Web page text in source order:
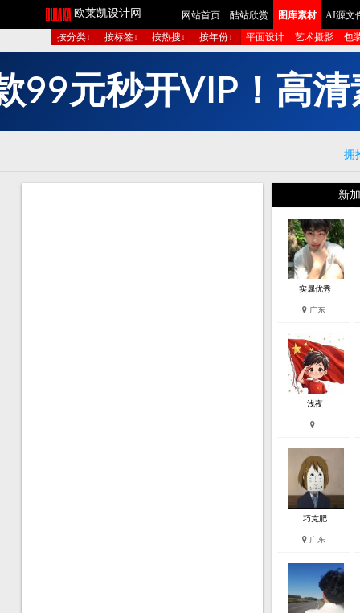
欧莱凯设计网 网站首页 酷站欣赏 图库素材
AI源文
按分类↓
按标签↓ 按热搜↓ 按年份↓ 平面设计 艺术摄影 包
元秒开V P ！ 高清
拥
新
实属优秀
广东
浅夜
巧克肥
广东